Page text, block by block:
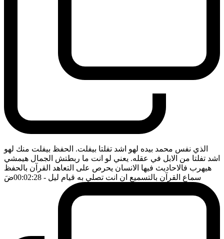
الذي نفس محمد بيده لهو اشد تفلتا بيفلت. الحفظ بيفلت منك لهو
اشد تفلتا من الابل في عقله. يعني لو انت ما ربطتش الجمال هيمشي
هيهرب فالاحاديث فيها الانسان يحرص على التعاهد القرآن بالحفظ
سماع القرآن بالتسميع ان انت تصلي به قيام ليل - 00:02:28 ضَ